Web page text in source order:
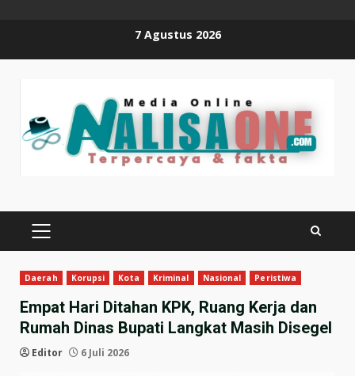
7 Agustus 2026
PRIMARY
Daerah Korupsi Kota Kriminal Nasional Peristiwa
Empat Hari Ditahan KPK, Ruang Kerja dan
Rumah Dinas Bupati Langkat Masih Disegel
Editor 6 Juli 2026